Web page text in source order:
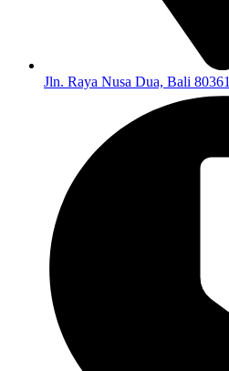
Jln. Raya Nusa Dua, Bali 80361